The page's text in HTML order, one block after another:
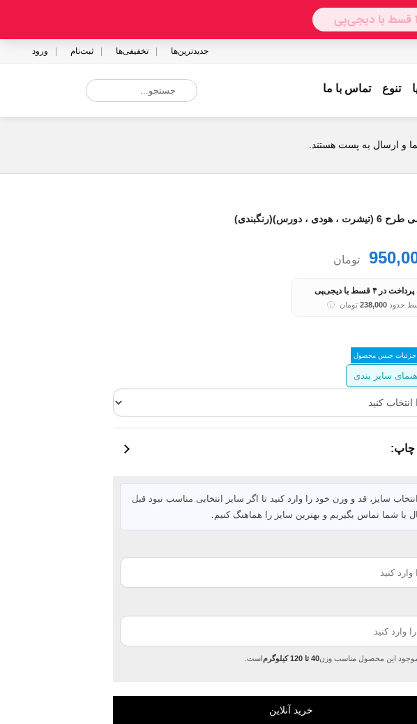
جدیدترین‌ها تخفیفی‌ها ثبت‌نام ورود
تنوع تماس با ما
و ارسال به پست هستند.
، دورس)(رنگبندی)
تومان
در ۴ قسط با دیجی‌پی
حدود 238,000 تومان ⓘ
جزئیات جنس محصول
سایز بندی
چاپ:
سایز، قد و وزن خود را وارد کنید تا اگر سایز انتخابی مناسب نبود قبل
با شما تماس بگیریم و بهترین سایز را هماهنگ کنیم.
این محصول مناسب وزن40 تا 120 کیلوگرم است.